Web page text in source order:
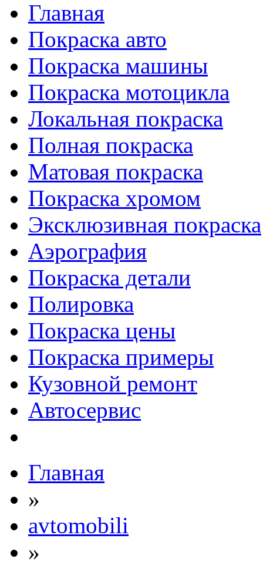
Главная
Покраска авто
Покраска машины
Покраска мотоцикла
Локальная покраска
Полная покраска
Матовая покраска
Покраска хромом
Эксклюзивная покраска
Аэрография
Покраска детали
Полировка
Покраска цены
Покраска примеры
Кузовной ремонт
Автосервис
Главная
»
avtomobili
»